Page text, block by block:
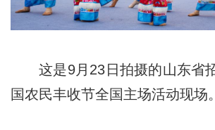
这是9月23日拍摄的山东省
国农民丰收节全国主场活动现场。